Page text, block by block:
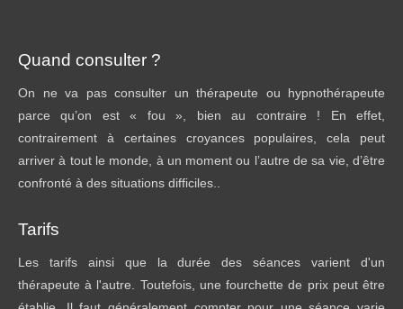
Quand consulter ?
On ne va pas consulter un thérapeute ou hypnothérapeute
parce qu’on est « fou », bien au contraire ! En effet,
contrairement à certaines croyances populaires, cela peut
arriver à tout le monde, à un moment ou l’autre de sa vie, d’être
confronté à des situations difficiles..
Tarifs
Les tarifs ainsi que la durée des séances varient d'un
thérapeute à l'autre. Toutefois, une fourchette de prix peut être